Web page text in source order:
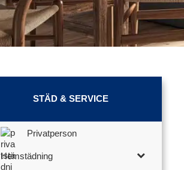
STÄD & SERVICE
Privatperson
Hemstädning